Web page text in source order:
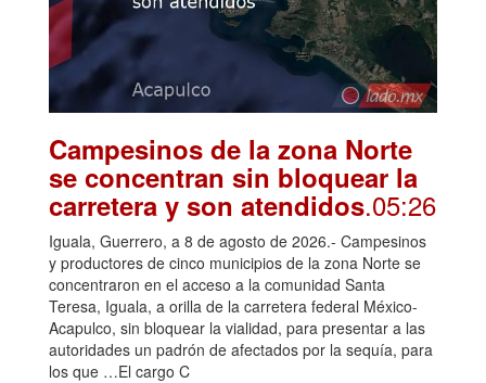
Campesinos de la zona Norte
se concentran sin bloquear la
carretera y son atendidos.05:26
Iguala, Guerrero, a 8 de agosto de 2026.- Campesinos
y productores de cinco municipios de la zona Norte se
concentraron en el acceso a la comunidad Santa
Teresa, Iguala, a orilla de la carretera federal México-
Acapulco, sin bloquear la vialidad, para presentar a las
autoridades un padrón de afectados por la sequía, para
los que …El cargo C